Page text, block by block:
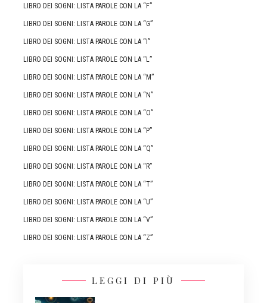
LIBRO DEI SOGNI: LISTA PAROLE CON LA “F”
LIBRO DEI SOGNI: LISTA PAROLE CON LA “G”
LIBRO DEI SOGNI: LISTA PAROLE CON LA “I”
LIBRO DEI SOGNI: LISTA PAROLE CON LA “L”
LIBRO DEI SOGNI: LISTA PAROLE CON LA “M”
LIBRO DEI SOGNI: LISTA PAROLE CON LA “N”
LIBRO DEI SOGNI: LISTA PAROLE CON LA “O”
LIBRO DEI SOGNI: LISTA PAROLE CON LA “P”
LIBRO DEI SOGNI: LISTA PAROLE CON LA “Q”
LIBRO DEI SOGNI: LISTA PAROLE CON LA “R”
LIBRO DEI SOGNI: LISTA PAROLE CON LA “T”
LIBRO DEI SOGNI: LISTA PAROLE CON LA “U”
LIBRO DEI SOGNI: LISTA PAROLE CON LA “V”
LIBRO DEI SOGNI: LISTA PAROLE CON LA “Z”
LEGGI DI PIÙ